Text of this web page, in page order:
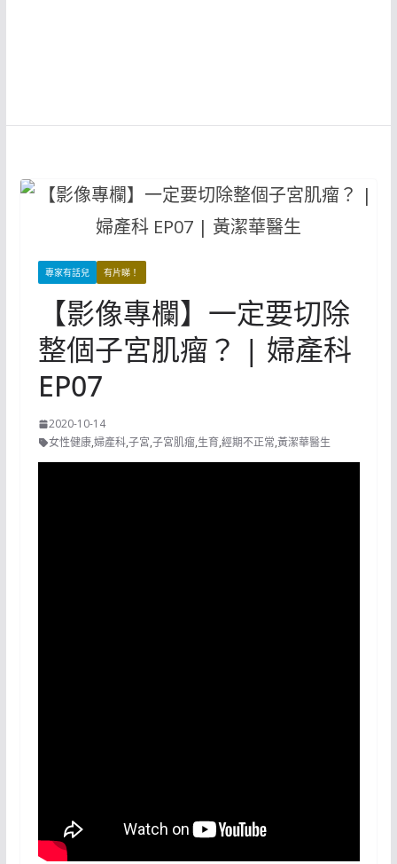
專家有話兒 有片睇！
【影像專欄】一定要切除
整個子宮肌瘤？ | 婦產科
EP07
2020-10-14
女性健康,婦產科,子宮,子宮肌瘤,生育,經期不正常,黃潔華醫生